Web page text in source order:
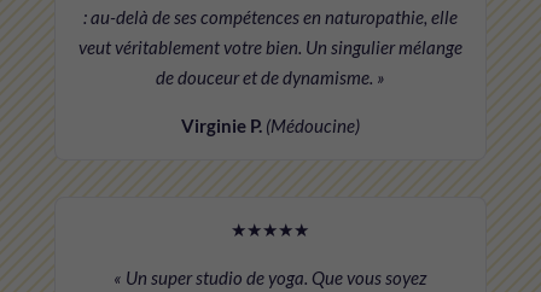
: au-delà de ses compétences en naturopathie, elle
veut véritablement votre bien. Un singulier mélange
de douceur et de dynamisme. »
Virginie P. (Médoucine)
★★★★★
« Un super studio de yoga. Que vous soyez